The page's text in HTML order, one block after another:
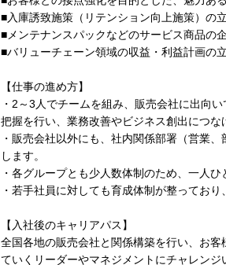
■入庫誘致施策（リテンション向上施策）の
■メンテナンスパックなどのサービス商品の
■バリューチェーン領域の収益・利益計画の
【仕事の進め方】
・2～3人でチームを組み、販売会社に出向
把握を行い、業務改善やビジネス創出につな
・販売会社以外にも、社内関係部署（営業
します。
・各グループとも少人数体制のため、一人
・若手社員に対しても育成体制が整ってお
【入社後のキャリアパス】
全国各地の販売会社と関係構築を行い、お
ていくリーダーやマネジメントにチャレンジ